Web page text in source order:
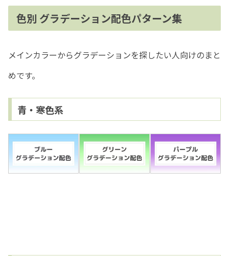
色別 グラデーション配色パターン集
メインカラーからグラデーションを探したい人向けのまと
めです。
青・寒色系